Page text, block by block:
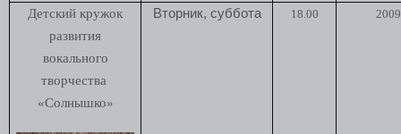
Детский кружок
развития
вокального
творчества
«Солнышко»
Вторник, суббота 18.00 2009